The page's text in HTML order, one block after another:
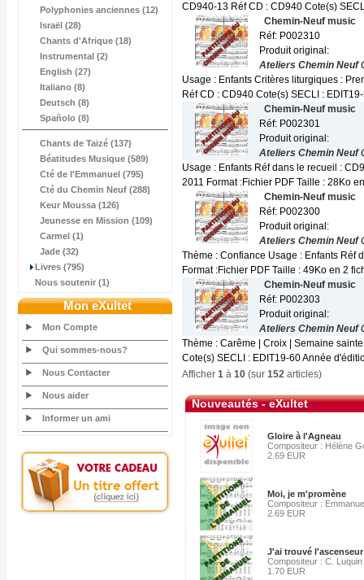
Polyphonies anciennes (12)
Israël (28)
Chants d'Afrique (18)
Instrumental (2)
English (27)
Italiano (8)
Deutsch (8)
Spañolo (8)
Chants de Taizé (137)
Béatitudes Musique (589)
Cté de l'Emmanuel (795)
Cté du Chemin Neuf (288)
Keur Moussa (126)
Jeunesse en Mission (109)
Carmel (1)
Jade (32)
Livres (795)
Nous soutenir (1)
Mon eXultet
Mon Compte
Qui sommes-nous?
Nous Contacter
Nous aider
Informer un ami
CD940-13 Réf CD : CD940 Cote(s)
Chemin-Neuf music
Réf: P002310
Produit original:
Ateliers Chemin Neuf
Usage : Enfants Critères liturgiques :
Réf CD : CD940 Cote(s) SECLI :
Chemin-Neuf music
Réf: P002301
Produit original:
Ateliers Chemin Neuf
Usage : Enfants Réf dans le recueil :
2011 Format :Fichier PDF Taille : 28Ko
Chemin-Neuf music
Réf: P002300
Produit original:
Ateliers Chemin Neuf
Thème : Confiance Usage : Enfants Réf
Format :Fichier PDF Taille : 49Ko en 2
Chemin-Neuf music
Réf: P002303
Produit original:
Ateliers Chemin Neuf
Thème : Carême | Croix | Semaine
Cote(s) SECLI : EDIT19-60 Année
Afficher 1 à 10 (sur 152 articles)
Nouveautés - eXultet
Gloire à l'Agneau
Compositeur : Hélène
2.69 EUR
Moi, je m'promène
Compositeur :
2.69 EUR
J'ai trouvé l'ascenseur
Compositeur : C. Luquin
1.70 EUR